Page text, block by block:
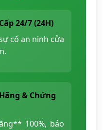
24/7 (24H)
cố an ninh cửa
& Chứng
100%, bảo